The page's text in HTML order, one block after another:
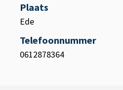
Plaats
Ede
Telefoonnummer
0612878364